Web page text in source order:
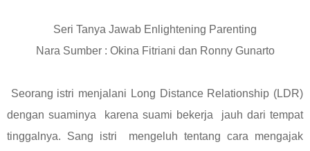
Seri Tanya Jawab Enlightening Parenting
Nara Sumber : Okina Fitriani dan Ronny Gunarto
Seorang istri menjalani Long Distance Relationship (LDR)
dengan suaminya
karena suami bekerja
jauh dari tempat
tinggalnya. Sang istri
mengeluh tentang cara mengajak